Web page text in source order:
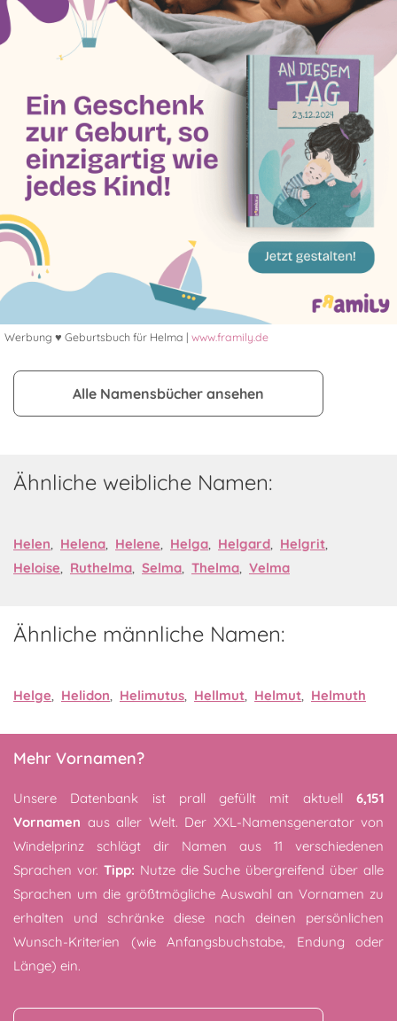
Werbung ♥ Geburtsbuch für Helma | www.framily.de
Alle Namensbücher ansehen
Ähnliche weibliche Namen:
Helen, Helena, Helene, Helga, Helgard, Helgrit,
Heloise, Ruthelma, Selma, Thelma, Velma
Ähnliche männliche Namen:
Helge, Helidon, Helimutus, Hellmut, Helmut, Helmuth
Mehr Vornamen?
Unsere Datenbank ist prall gefüllt mit aktuell 6,151
Vornamen aus aller Welt. Der XXL-Namensgenerator von
Windelprinz schlägt dir Namen aus 11 verschiedenen
Sprachen vor. Tipp: Nutze die Suche übergreifend über alle
Sprachen um die größtmögliche Auswahl an Vornamen zu
erhalten und schränke diese nach deinen persönlichen
Wunsch-Kriterien (wie Anfangsbuchstabe, Endung oder
Länge) ein.